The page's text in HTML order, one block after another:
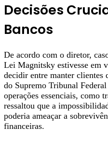
Decisões
Bancos
De acordo com o diretor,
Lei Magnitsky estivesse em
decidir entre manter
do Supremo Tribunal
operações essenciais, como
ressaltou que a
poderia ameaçar a
financeiras.